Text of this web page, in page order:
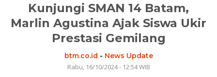
Kunjungi SMAN 14 Batam,
Marlin Agustina Ajak Siswa Ukir
Prestasi Gemilang
btm.co.id - News Update
Rabu, 16/10/2024 - 12:54 WIB